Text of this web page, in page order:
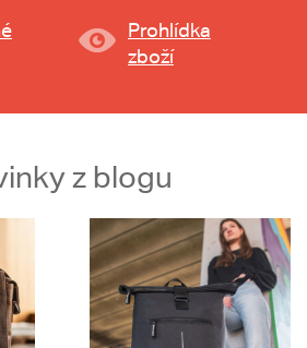
Prohlídka
zboží
z blogu